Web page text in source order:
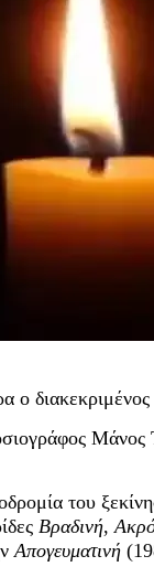
ο
του
Βραδινή,
Απογευματινή